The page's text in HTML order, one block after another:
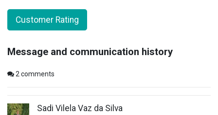
Customer Rating
Message and communication history
2 comments
Sadi Vilela Vaz da Silva